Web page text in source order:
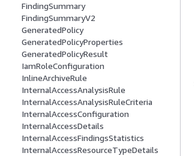
FindingSummary
FindingSummaryV2
GeneratedPolicy
GeneratedPolicyProperties
GeneratedPolicyResult
IamRoleConfiguration
InlineArchiveRule
InternalAccessAnalysisRule
InternalAccessAnalysisRuleCriteria
InternalAccessConfiguration
InternalAccessDetails
InternalAccessFindingsStatistics
InternalAccessResourceTypeDetails